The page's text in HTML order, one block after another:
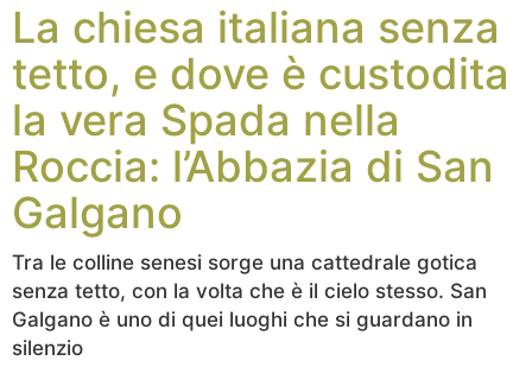
La chiesa italiana senza
tetto, e dove è custodita
la vera Spada nella
Roccia: l’Abbazia di San
Galgano
Tra le colline senesi sorge una cattedrale gotica
senza tetto, con la volta che è il cielo stesso. San
Galgano è uno di quei luoghi che si guardano in
silenzio